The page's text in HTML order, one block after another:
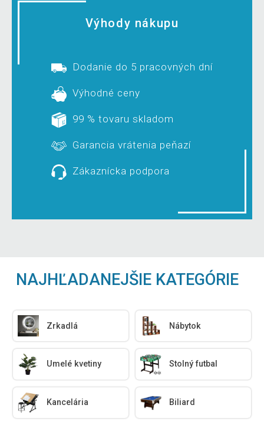
Výhody nákupu
Dodanie do 5 pracovných dní
Výhodné ceny
99 % tovaru skladom
Garancia vrátenia peňazí
Zákaznícka podpora
NAJHĽADANEJŠIE KATEGÓRIE
Zrkadlá Nábytok
Umelé kvetiny Stolný futbal
Kancelária Biliard